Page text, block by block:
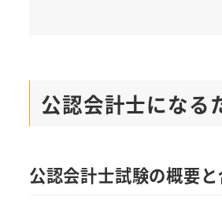
公認会計士になる
公認会計士試験の概要